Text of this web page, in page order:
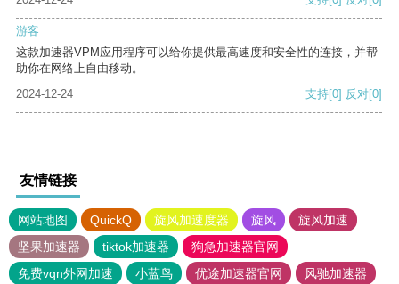
游客
这款加速器VPM应用程序可以给你提供最高速度和安全性的连接，并帮
助你在网络上自由移动。
2024-12-24
支持[0] 反对[0]
友情链接
网站地图 QuickQ 旋风加速度器 旋风
旋风加速
坚果加速器
tiktok加速器
狗急加速器官网
免费vqn外网加速
小蓝鸟 优途加速器官网
风驰加速器